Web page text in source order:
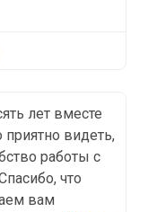
лет вместе
видеть,
работы с
что
вам